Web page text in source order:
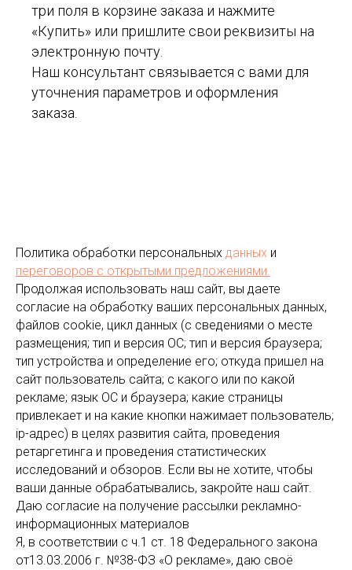
три поля в корзине заказа и нажмите
«Купить» или пришлите свои реквизиты на
электронную почту.
Наш консультант связывается с вами для
уточнения параметров и оформления
заказа.
Политика обработки персональных данных и
переговоров с открытыми предложениями.
Продолжая использовать наш сайт, вы даете
согласие на обработку ваших персональных данных,
файлов cookie, цикл данных (с сведениями о месте
размещения; тип и версия ОС; тип и версия браузера;
тип устройства и определение его; откуда пришел на
сайт пользователь сайта; с какого или по какой
рекламе; язык ОС и браузера; какие страницы
привлекает и на какие кнопки нажимает пользователь;
ip-адрес) в целях развития сайта, проведения
ретаргетинга и проведения статистических
исследований и обзоров. Если вы не хотите, чтобы
ваши данные обрабатывались, закройте наш сайт.
Даю согласие на получение рассылки рекламно-
информационных материалов
Я, в соответствии с ч.1 ст. 18 Федерального закона
от13.03.2006 г. №38-ФЗ «О рекламе», даю своё